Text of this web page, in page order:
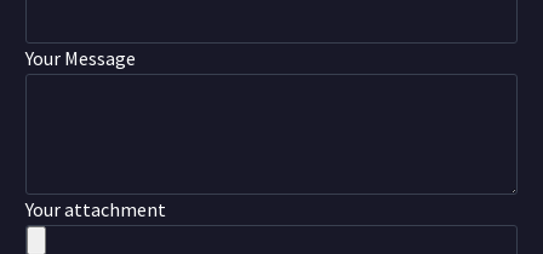
Your Message
Your attachment